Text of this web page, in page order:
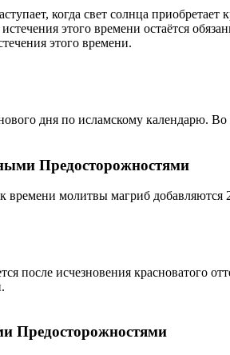
когда свет солнца
этого времени остаётся
этого времени.
дня по исламскому календарю.
Предосторожностями
времени молитвы магриб добавляются
после исчезновения красноватого
Предосторожностями